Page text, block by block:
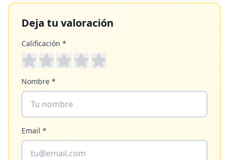
Deja tu valoración
Calificación *
Nombre *
Email *